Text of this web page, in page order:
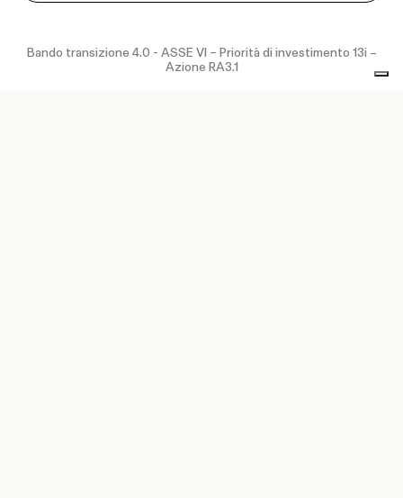
Bando transizione 4.0 - ASSE VI – Priorità di investimento 13i –
Azione RA3.1